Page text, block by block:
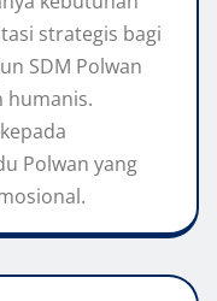
strategis bagi
SDM Polwan
humanis.
Polwan yang